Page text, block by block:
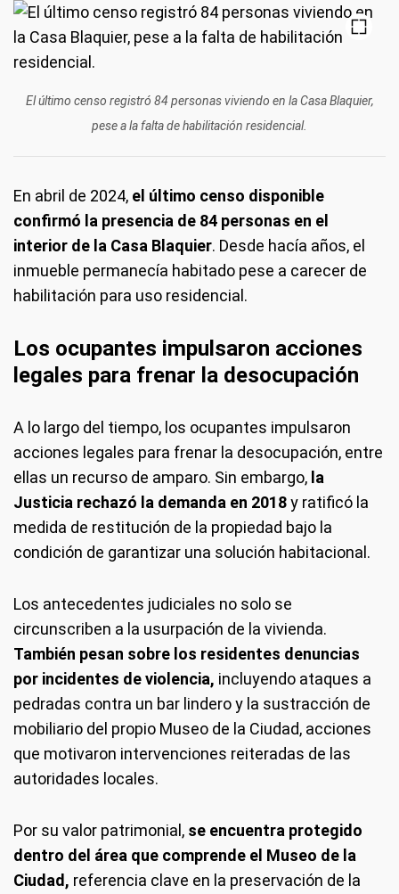
El último censo registró 84 personas viviendo en la Casa Blaquier,
pese a la falta de habilitación residencial.
En abril de 2024, el último censo disponible
confirmó la presencia de 84 personas en el
interior de la Casa Blaquier. Desde hacía años, el
inmueble permanecía habitado pese a carecer de
habilitación para uso residencial.
Los ocupantes impulsaron acciones
legales para frenar la desocupación
A lo largo del tiempo, los ocupantes impulsaron
acciones legales para frenar la desocupación, entre
ellas un recurso de amparo. Sin embargo, la
Justicia rechazó la demanda en 2018y ratificó la
medida de restitución de la propiedad bajo la
condición de garantizar una solución habitacional.
Los antecedentes judiciales no solo se
circunscriben a la usurpación de la vivienda.
También pesan sobre los residentes denuncias
por incidentes de violencia, incluyendo ataques a
pedradas contra un bar lindero y la sustracción de
mobiliario del propio Museo de la Ciudad, acciones
que motivaron intervenciones reiteradas de las
autoridades locales.
Por su valor patrimonial, se encuentra protegido
dentro del área que comprende el Museo de la
Ciudad, referencia clave en la preservación de la